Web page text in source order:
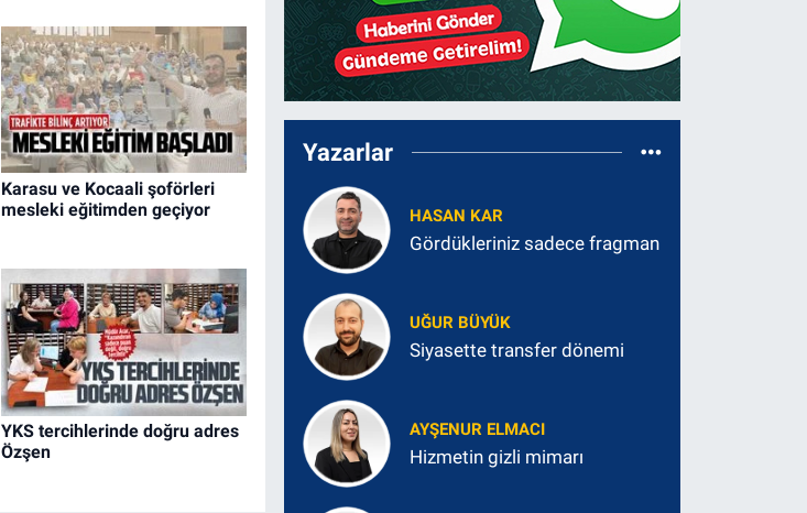
Karasu ve Kocaali şoförleri
mesleki eğitimden geçiyor
YKS tercihlerinde doğru adres
Özşen
Yazarlar
HASAN KAR
Gördükleriniz sadece fragman
UĞUR BÜYÜK
Siyasette transfer dönemi
AYŞENUR ELMACI
Hizmetin gizli mimarı